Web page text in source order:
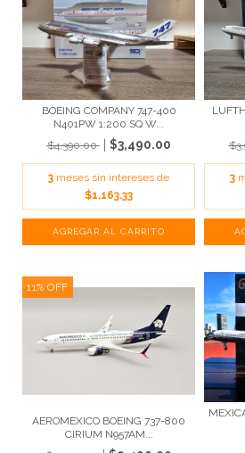
BOEING COMPANY 747-400
N401PW 1:200 SQ W...
$4,390.00
$3,490.00
3 meses sin intereses de
$1,163.33
3
11% OFF
AEROMEXICO BOEING 737-800
CIRIUM N957AM...